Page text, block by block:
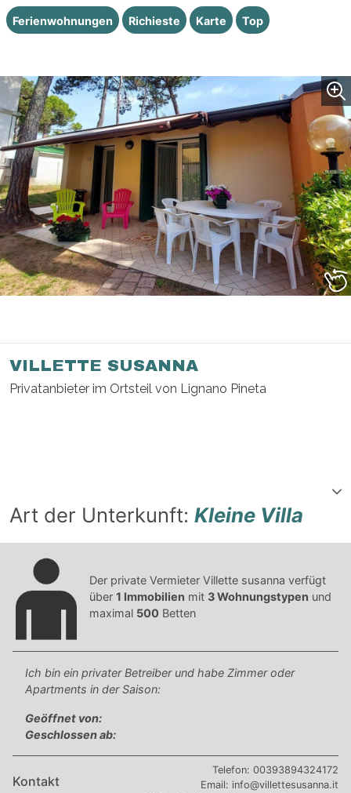
VILLETTE SUSANNA
Privatanbieter im Ortsteil von Lignano Pineta
Ferienwohnungen Richieste Karte Top
Art der Unterkunft: Kleine Villa
Der private Vermieter Villette susanna verfügt
über 1 Immobilien mit 3 Wohnungstypen und
maximal 500 Betten
Ich bin ein privater Betreiber und habe Zimmer oder
Apartments in der Saison:
Geöffnet von:
Geschlossen ab:
Kontakt
Telefon: 00393894324172
Email: info@villettesusanna.it